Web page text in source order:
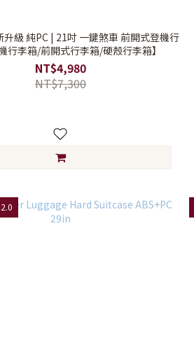
級 純PC | 21吋 一鍵煞車 前開式登機行
行李箱/前開式行李箱/硬殼行李箱】
NT$4,980
NT$7,300